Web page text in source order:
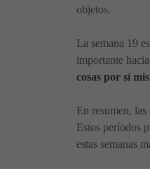
objetos.
La semana 19
importante
cosas por sí
En resumen,
Estos períodos
estas semanas